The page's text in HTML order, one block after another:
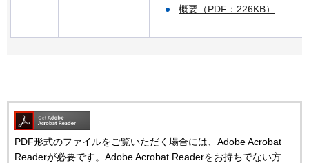
概要（PDF：226KB）
PDF形式のファイルをご覧いただく場合には、Adobe Acrobat
Readerが必要です。Adobe Acrobat Readerをお持ちでない方